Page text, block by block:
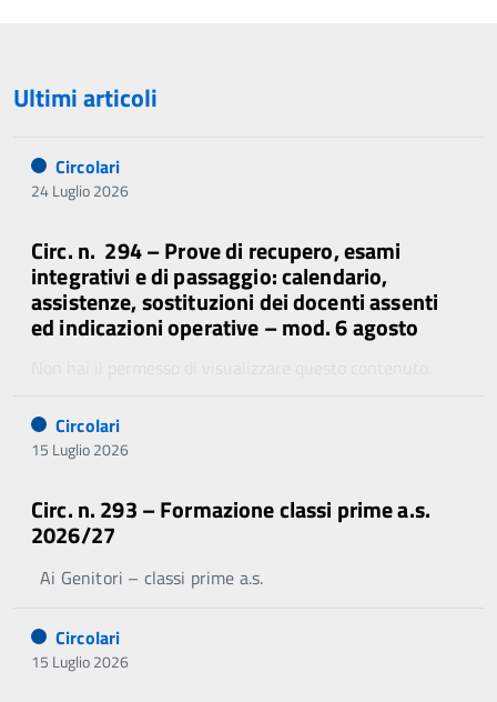
Ultimi articoli
Circolari
24 Luglio 2026
Circ. n. 294 – Prove di recupero, esami
integrativi e di passaggio: calendario,
assistenze, sostituzioni dei docenti assenti
ed indicazioni operative – mod. 6 agosto
Circolari
15 Luglio 2026
Circ. n. 293 – Formazione classi prime a.s.
2026/27
Ai Genitori – classi prime a.s.
Circolari
15 Luglio 2026